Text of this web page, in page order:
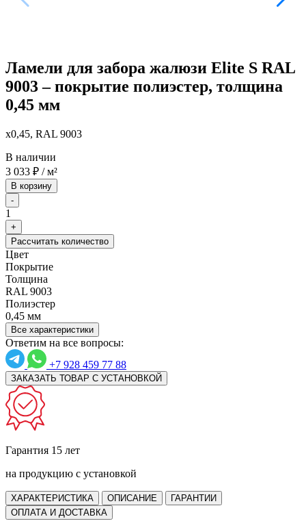
Ламели для забора жалюзи Elite S RAL
9003 – покрытие полиэстер, толщина
0,45 мм
x0,45, RAL 9003
В наличии
3 033 ₽ / м²
В корзину
-
1
+
Рассчитать количество
Цвет
Покрытие
Толщина
RAL 9003
Полиэстер
0,45 мм
Все характеристики
Ответим на все вопросы:
+7 928 459 77 88
ЗАКАЗАТЬ ТОВАР С УСТАНОВКОЙ
Гарантия 15 лет
на продукцию с установкой
ХАРАКТЕРИСТИКА ОПИСАНИЕ
ГАРАНТИИ
ОПЛАТА И ДОСТАВКА